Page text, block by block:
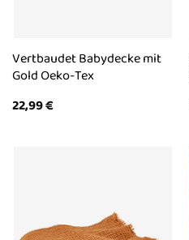
Vertbaudet Babydecke mit
Gold Oeko-Tex
22,99€